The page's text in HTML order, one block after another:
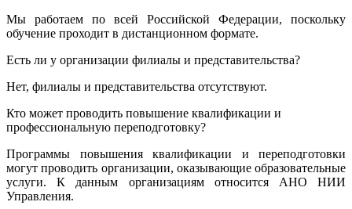
Мы работаем по всей Российской Федерации, поскольку
обучение проходит в дистанционном формате.
Есть ли у организации филиалы и представительства?
Нет, филиалы и представительства отсутствуют.
Кто может проводить повышение квалификации и
профессиональную переподготовку?
Программы повышения квалификации и переподготовки
могут проводить организации, оказывающие образовательные
услуги. К данным организациям относится АНО НИИ
Управления.